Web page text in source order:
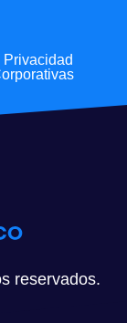
Privacidad
reservados.